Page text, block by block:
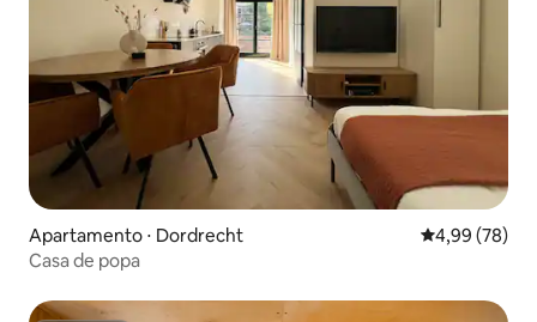
Apartamento ⋅ Dordrecht 4,99 de uma
4,99 (78)
Casa de popa